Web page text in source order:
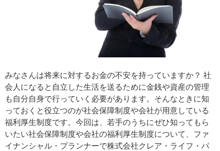
みなさんは将来に対するお金の不安を持っていますか？ 社
会人になると自立した生活を送るために金銭や資産の管理
も自分自身で行っていく必要があります。そんなときに知
っておくと役立つのが社会保障制度や会社が用意している
福利厚生制度です。今回は、若手のうちにぜひ知ってもら
いたい社会保障制度や会社の福利厚生制度について、ファ
イナンシャル・プランナーで株式会社クレア・ライフ・パ